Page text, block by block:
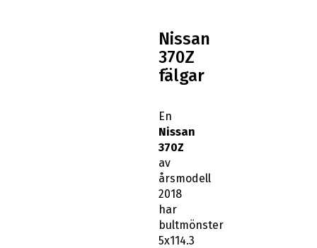
Nissan
370Z
fälgar
En
Nissan
370Z
av
årsmodell
2018
har
bultmönster
5x114.3